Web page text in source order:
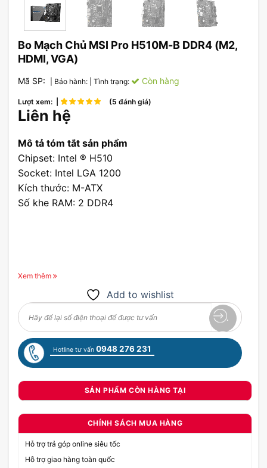
Bo Mạch Chủ MSI Pro H510M-B DDR4 (M2,
HDMI, VGA)
Mã SP: | Bảo hành: | Tình trạng: Còn hàng
Lượt xem: | (5 đánh giá)
Liên hệ
Mô tả tóm tắt sản phẩm
Chipset: Intel ® H510
Socket: Intel LGA 1200
Kích thước: M-ATX
Số khe RAM: 2 DDR4
Xem thêm
Add to wishlist
Hotline tư vấn 0948 276 231
SẢN PHẨM CÒN HÀNG TẠI
CHÍNH SÁCH MUA HÀNG
Hỗ trợ trả góp online siêu tốc
Hỗ trợ giao hàng toàn quốc